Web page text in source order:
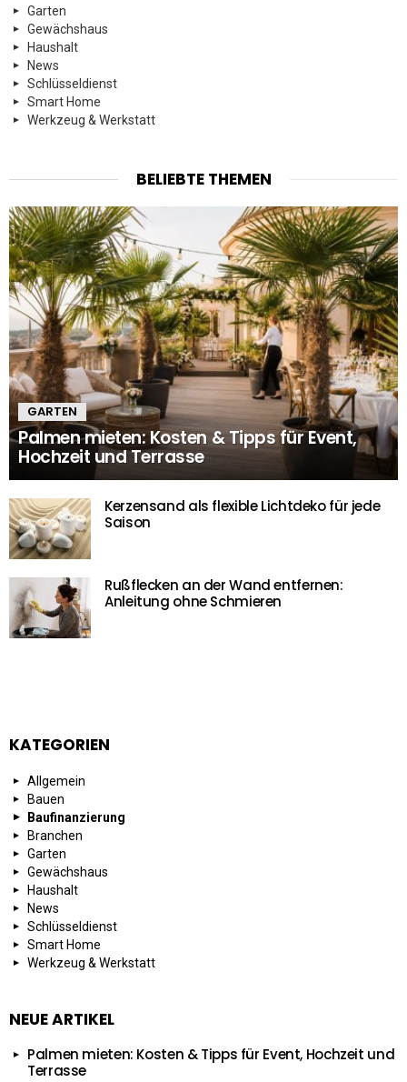
Garten
Gewächshaus
Haushalt
News
Schlüsseldienst
Smart Home
Werkzeug & Werkstatt
BELIEBTE THEMEN
GARTEN
Palmen mieten: Kosten & Tipps für Event,
Hochzeit und Terrasse
Kerzensand als flexible Lichtdeko für jede
Saison
Rußflecken an der Wand entfernen:
Anleitung ohne Schmieren
KATEGORIEN
Allgemein
Bauen
Baufinanzierung
Branchen
Garten
Gewächshaus
Haushalt
News
Schlüsseldienst
Smart Home
Werkzeug & Werkstatt
NEUE ARTIKEL
Palmen mieten: Kosten & Tipps für Event, Hochzeit und
Terrasse